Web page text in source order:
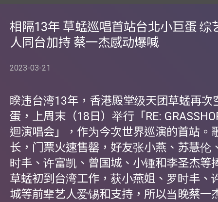
相隔13年 草蜢巡唱首站台北小巨蛋 综
人同台加持 蔡一杰感动爆喊
2023-03-21
睽违台湾13年，香港殿堂级天团草蜢再次
蛋，上周末（18日）举行「RE:
迴演唱会」，作为今次世界巡演的首站。
长，门票火速售罄，好友张小燕、苏慧伦
时丰、许富凯、曾国城、小锺和李圣杰等
草蜢初到台湾工作，获小燕姐、罗时丰、
城等前辈艺人爱锡和支持，所以当晚蔡一